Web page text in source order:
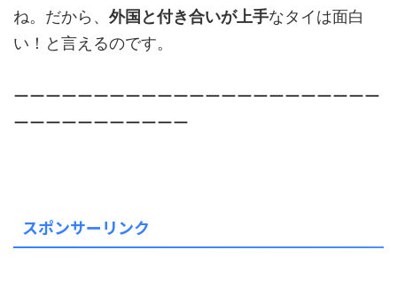
ね。だから、 外国と付き合いが上手なタイは面白
い！と言えるのです。
ーーーーーーーーーーーーーーーーーーーーーーー
ーーーーーーーーーーー
スポンサーリンク